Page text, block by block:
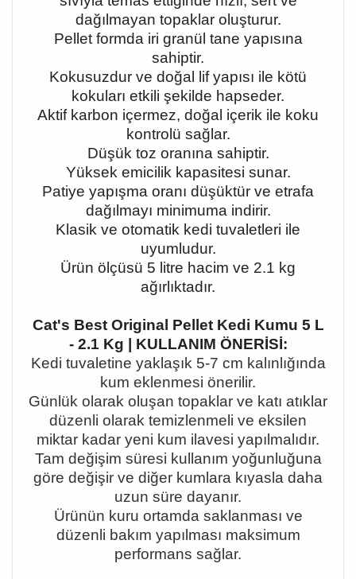
dağılmayan topaklar oluşturur.
Pellet formda iri granül tane yapısına
sahiptir.
Kokusuzdur ve doğal lif yapısı ile kötü
kokuları etkili şekilde hapseder.
Aktif karbon içermez, doğal içerik ile koku
kontrolü sağlar.
Düşük toz oranına sahiptir.
Yüksek emicilik kapasitesi sunar.
Patiye yapışma oranı düşüktür ve etrafa
dağılmayı minimuma indirir.
Klasik ve otomatik kedi tuvaletleri ile
uyumludur.
Ürün ölçüsü 5 litre hacim ve 2.1 kg
ağırlıktadır.
Cat's Best Original Pellet Kedi Kumu 5 L
- 2.1 Kg | KULLANIM ÖNERİSİ:
Kedi tuvaletine yaklaşık 5-7 cm kalınlığında
kum eklenmesi önerilir.
Günlük olarak oluşan topaklar ve katı atıklar
düzenli olarak temizlenmeli ve eksilen
miktar kadar yeni kum ilavesi yapılmalıdır.
Tam değişim süresi kullanım yoğunluğuna
göre değişir ve diğer kumlara kıyasla daha
uzun süre dayanır.
Ürünün kuru ortamda saklanması ve
düzenli bakım yapılması maksimum
performans sağlar.